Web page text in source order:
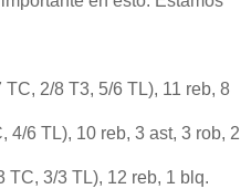
2/8 T3, 5/6 TL), 11 reb, 8
4/6 TL), 10 reb, 3 ast, 3 rob, 2
TC, 3/3 TL), 12 reb, 1 blq.